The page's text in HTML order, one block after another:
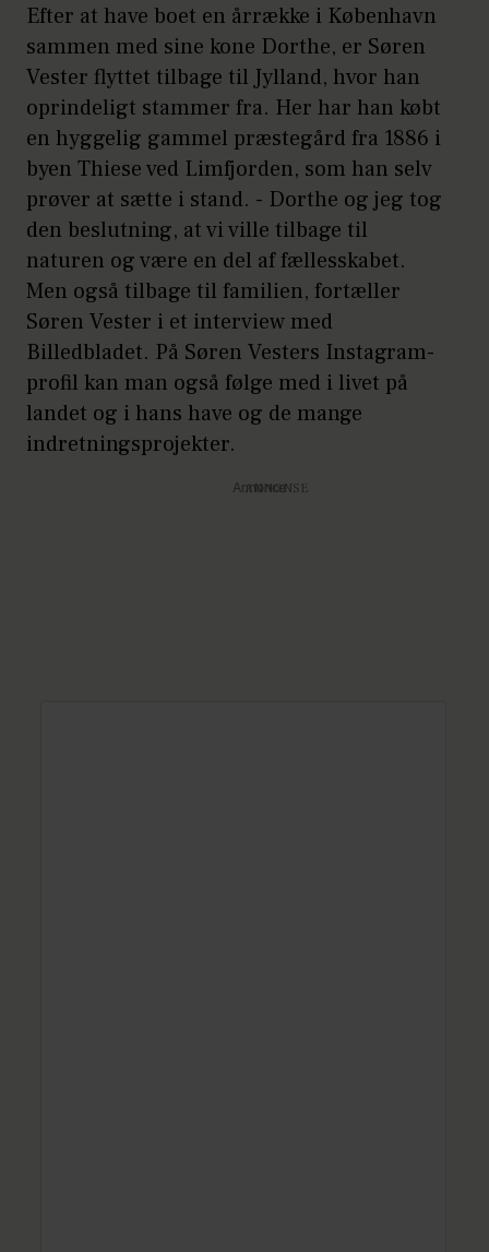
Efter at have boet en årrække i København
sammen med sine kone Dorthe, er Søren
Vester flyttet tilbage til Jylland, hvor han
oprindeligt stammer fra. Her har han købt
en hyggelig gammel præstegård fra 1886 i
byen Thiese ved Limfjorden, som han selv
prøver at sætte i stand. - Dorthe og jeg tog
den beslutning, at vi ville tilbage til
naturen og være en del af fællesskabet.
Men også tilbage til familien, fortæller
Søren Vester i et interview med
Billedbladet. På Søren Vesters Instagram-
profil kan man også følge med i livet på
landet og i hans have og de mange
indretningsprojekter.
Annonce